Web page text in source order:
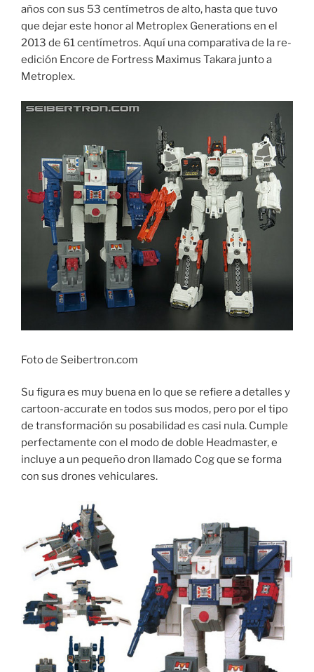
años con sus 53 centímetros de alto, hasta que tuvo
que dejar este honor al Metroplex Generations en el
2013 de 61 centímetros. Aquí una comparativa de la re-
edición Encore de Fortress Maximus Takara junto a
Metroplex.
Foto de Seibertron.com
Su figura es muy buena en lo que se refiere a detalles y
cartoon-accurate en todos sus modos, pero por el tipo
de transformación su posabilidad es casi nula. Cumple
perfectamente con el modo de doble Headmaster, e
incluye a un pequeño dron llamado Cog que se forma
con sus drones vehiculares.